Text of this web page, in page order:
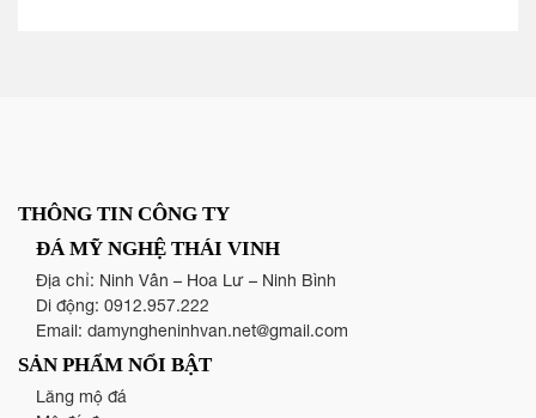
THÔNG TIN CÔNG TY
ĐÁ MỸ NGHỆ THÁI VINH
Địa chỉ: Ninh Vân – Hoa Lư – Ninh Bình
Di động: 0912.957.222
Email: damyngheninhvan.net@gmail.com
SẢN PHẨM NỔI BẬT
Lăng mộ đá